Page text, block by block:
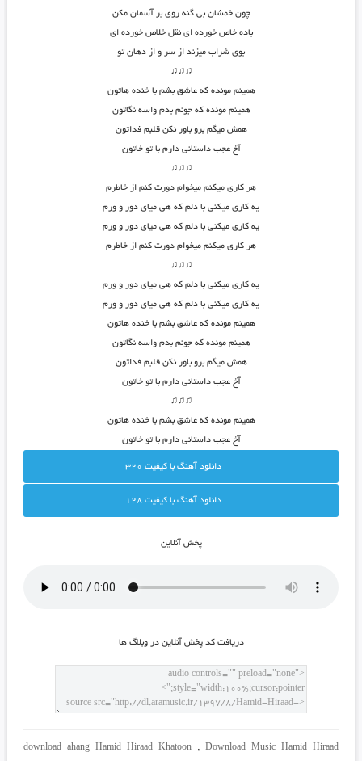
چون خمشان بی گنه روی بر آسمان مکن
باده خاص خورده ای نقل خلاص خورده ای
بوی شراب میزند از سر و از دهان تو
♫♫♫
همینم مونده که عاشق بشم با خنده هاتون
همینم مونده که جونم بدم واسه نگاتون
همش میگم برو باور نکن قلبم فداتون
آخ عجب داستانی دارم با تو خاتون
♫♫♫
هر کاری میکنم میخوام دورت کنم از خاطرم
یه کاری میکنی با دلم که هی میای دور و ورم
یه کاری میکنی با دلم که هی میای دور و ورم
هر کاری میکنم میخوام دورت کنم از خاطرم
♫♫♫
یه کاری میکنی با دلم که هی میای دور و ورم
یه کاری میکنی با دلم که هی میای دور و ورم
همینم مونده که عاشق بشم با خنده هاتون
همینم مونده که جونم بدم واسه نگاتون
همش میگم برو باور نکن قلبم فداتون
آخ عجب داستانی دارم با تو خاتون
♫♫♫
همینم مونده که عاشق بشم با خنده هاتون
آخ عجب داستانی دارم با تو خاتون
دانلود آهنگ با کيفيت 320
دانلود آهنگ با کيفيت 128
پخش آنلاين
دريافت کد پخش آنلاين در وبلاگ ها
download ahang Hamid Hiraad Khatoon , Download Music Hamid Hiraad